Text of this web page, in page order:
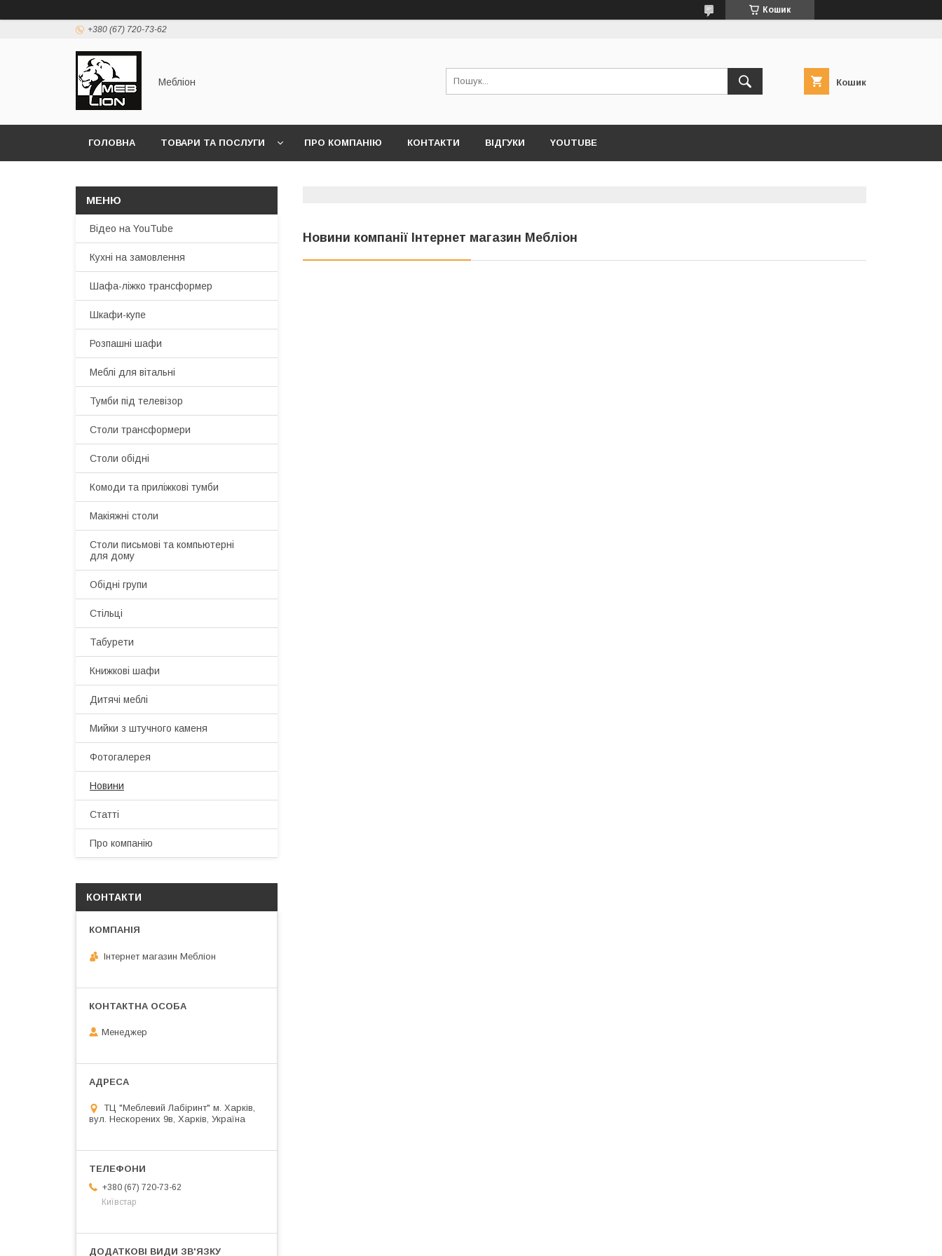
Кошик
+380 (67) 720-73-62
Мебліон Кошик
ГОЛОВНА ТОВАРИ ТА ПОСЛУГИ ПРО КОМПАНІЮ КОНТАКТИ ВІДГУКИ YOUTUBE
Новини компанії Інтернет магазин Мебліон
Відео на YouTube
Кухні на замовлення
Шафа-ліжко трансформер
Шкафи-купе
Розпашні шафи
Меблі для вітальні
Тумби під телевізор
Столи трансформери
Столи обідні
Комоди та приліжкові тумби
Макіяжні столи
Cтоли письмові та компьютерні
для дому
Обідні групи
Стільці
Табурети
Книжкові шафи
Дитячі меблі
Мийки з штучного каменя
Фотогалерея
Новини
Статті
Про компанію
КОНТАКТИ
Інтернет магазин Мебліон
Менеджер
ТЦ "Меблевий Лабіринт" м. Харків,
вул. Нескорених 9в, Харків, Україна
+380 (67) 720-73-62
Київстар